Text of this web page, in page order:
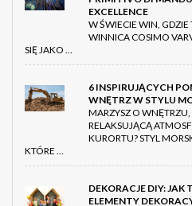
EXCELLENCE
W ŚWIECIE WIN, GDZIE
WINNICA COSIMO
SIĘ JAKO …
6 INSPIRUJĄCYCH
WNĘTRZ W STYLU
MARZYSZ O
RELAKSUJĄCĄ
KURORTU? STYL
KTÓRE …
DEKORACJE DIY: JAK
ELEMENTY